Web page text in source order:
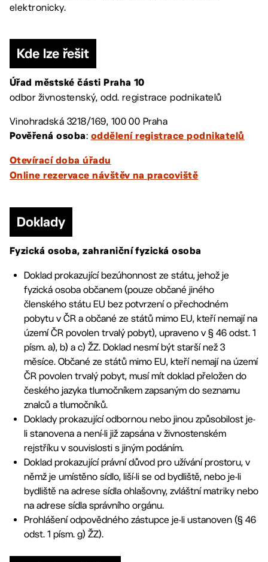
elektronicky.
Kde lze řešit
Úřad městské části Praha 10
odbor živnostenský, odd. registrace podnikatelů
Vinohradská 3218/169, 100 00 Praha
Pověřená osoba: oddělení registrace podnikatelů
Otevírací doba úřadu
Online rezervace návštěv na pracoviště
Doklady
Fyzická osoba, zahraniční fyzická osoba
Doklad prokazující bezúhonnost ze státu, jehož je
fyzická osoba občanem (pouze občané jiného
členského státu EU bez potvrzení o přechodném
pobytu v ČR a občané ze států mimo EU, kteří nemají na
území ČR povolen trvalý pobyt), upraveno v § 46 odst. 1
písm. a), b) a c) ŽZ. Doklad nesmí být starší než 3
měsíce. Občané ze států mimo EU, kteří nemají na území
ČR povolen trvalý pobyt, musí mít doklad přeložen do
českého jazyka tlumočníkem zapsaným do seznamu
znalců a tlumočníků.
Doklady prokazující odbornou nebo jinou způsobilost je-
li stanovena a není-li již zapsána v živnostenském
rejstříku v souvislosti s jiným podáním.
Doklad prokazující právní důvod pro užívání prostoru, v
němž je umístěno sídlo, liší-li se od bydliště, nebo je-li
bydliště na adrese sídla ohlašovny, zvláštní matriky nebo
na adrese sídla správního orgánu.
Prohlášení odpovědného zástupce je-li ustanoven (§ 46
odst. 1 písm. g) ŽZ).